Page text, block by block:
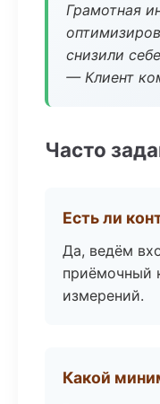
Грамотная
снизили
— Клиент
Часто
Есть ли
Да, ведём
приёмочный
измерений.
Какой